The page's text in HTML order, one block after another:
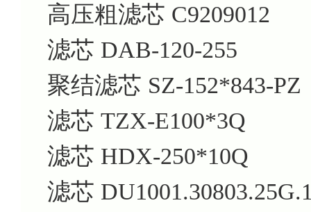
高压粗滤芯 C9209012
滤芯 DAB-120-255
聚结滤芯 SZ-152*843-PZ
滤芯 TZX-E100*3Q
滤芯 HDX-250*10Q
滤芯